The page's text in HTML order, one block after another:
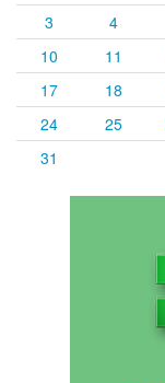
3
4
10
11
17
18
24
25
31